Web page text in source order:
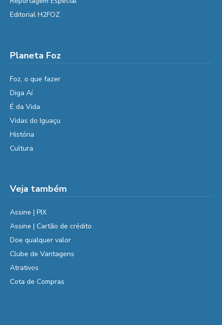
Editorial H2FOZ
Planeta Foz
Foz, o que fazer
Diga Aí
É da Vida
Vidas do Iguaçu
História
Cultura
Veja também
Assine | PIX
Assine | Cartão de crédito
Doe qualquer valor
Clube de Vantagens
Atrativos
Cota de Compras